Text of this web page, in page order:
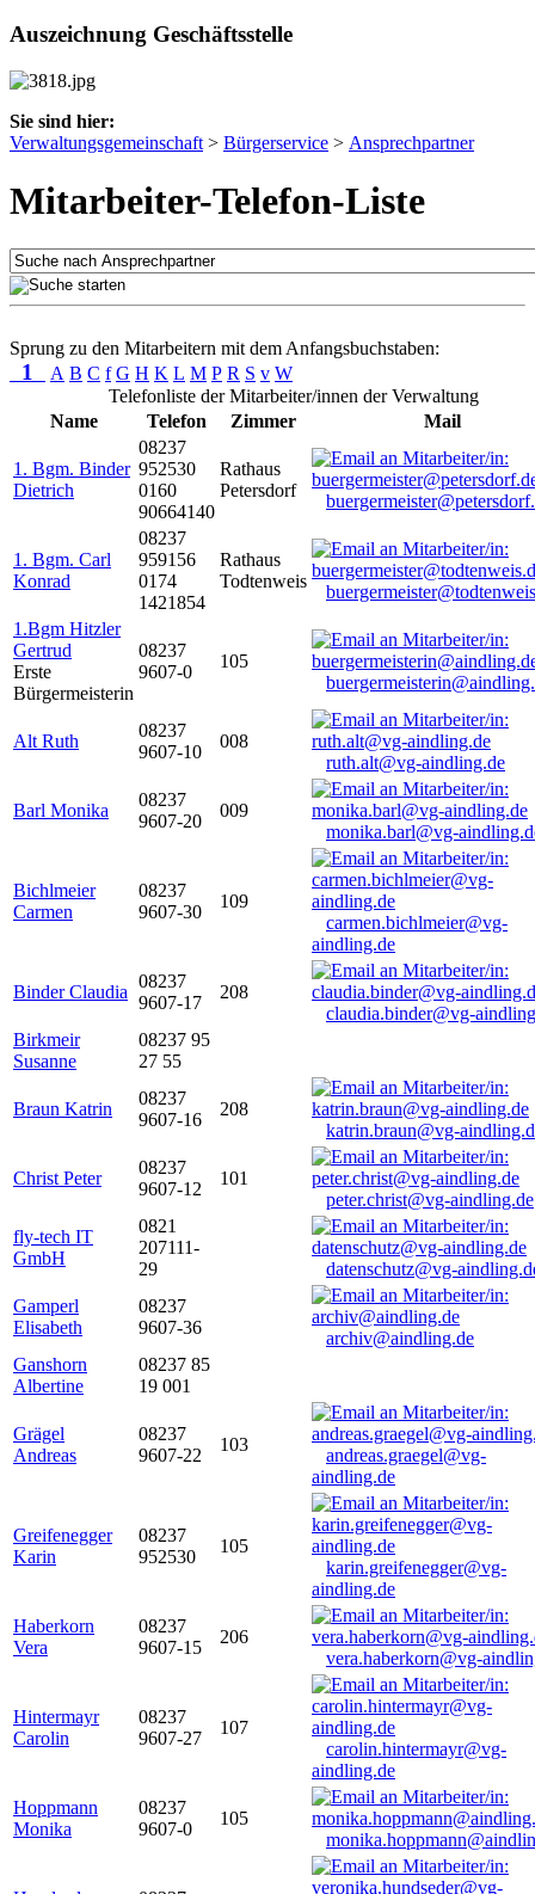
Auszeichnung Geschäftsstelle
Sie sind hier:
Verwaltungsgemeinschaft > Bürgerservice > Ansprechpartner
Mitarbeiter-Telefon-Liste
Sprung zu den Mitarbeitern mit dem Anfangsbuchstaben:
1 A B C f G H K L M P R S v W
Telefonliste der Mitarbeiter/innen der Verwaltung
Name
Telefon Zimmer Mail
1. Bgm. Binder
Dietrich
08237
952530
0160
90664140
Rathaus
Petersdorf
1. Bgm. Carl
Konrad
08237
959156
0174
1421854
Rathaus
Todtenweis
1.Bgm Hitzler
Gertrud
Erste
Bürgermeisterin
08237
9607-0
105
Alt Ruth
08237
9607-10
008
ruth.alt@vg-aindling.de
Barl Monika
08237
9607-20
009
monika.barl@vg-
Bichlmeier
Carmen
08237
9607-30
109
carmen.bichlmeier@vg-
aindling.de
Binder Claudia
08237
9607-17
208
claudia.binder@vg-
Birkmeir
Susanne
08237 95
27 55
Braun Katrin
08237
9607-16
208
katrin.braun@vg-
Christ Peter
08237
9607-12
101
peter.christ@vg-aindling.de
fly-tech IT
GmbH
0821
207111-
29
datenschutz@vg-
Gamperl
Elisabeth
08237
9607-36
archiv@aindling.de
Ganshorn
Albertine
08237 85
19 001
Grägel
Andreas
08237
9607-22
103
andreas.graegel@vg-
aindling.de
Greifenegger
Karin
08237
952530
105
karin.greifenegger@vg-
aindling.de
Haberkorn
Vera
08237
9607-15
206
vera.haberkorn@vg-
Hintermayr
Carolin
08237
9607-27
107
carolin.hintermayr@vg-
aindling.de
Hoppmann
Monika
08237
9607-0
105